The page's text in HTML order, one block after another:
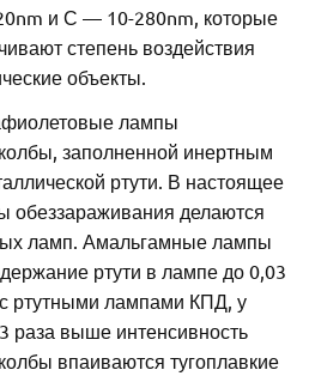
и С — 10-280nm, которые
степень воздействия
объекты.
лампы
заполненной инертным
ртути. В настоящее
обеззараживания делаются
ламп. Амальгамные лампы
ртути в лампе до 0,03
ртутными лампами КПД, у
раза выше интенсивность
впаиваются тугоплавкие